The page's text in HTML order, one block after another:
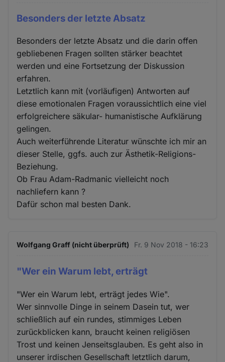
Besonders der letzte Absatz
Besonders der letzte Absatz und die darin offen
gebliebenen Fragen sollten stärker beachtet
werden und eine Fortsetzung der Diskussion
erfahren.
Letztlich kann mit (vorläufigen) Antworten auf
diese emotionalen Fragen voraussichtlich eine viel
erfolgreichere säkular- humanistische Aufklärung
gelingen.
Auch weiterführende Literatur wünschte ich mir an
dieser Stelle, ggfs. auch zur Ästhetik-Religions-
Beziehung.
Ob Frau Adam-Radmanic vielleicht noch
nachliefern kann ?
Dafür schon mal besten Dank.
Wolfgang Graff (nicht überprüft) Fr. 9 Nov 2018 - 16:23
"Wer ein Warum lebt, erträgt
"Wer ein Warum lebt, erträgt jedes Wie".
Wer sinnvolle Dinge in seinem Dasein tut, wer
schließlich auf ein rundes, stimmiges Leben
zurückblicken kann, braucht keinen religiösen
Trost und keinen Jenseitsglauben. Es geht also in
unserer irdischen Gesellschaft letztlich darum,